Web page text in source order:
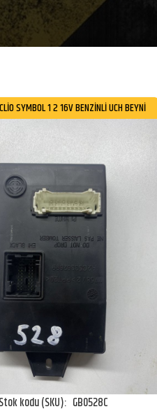
SYMBOL 1 2 16V BENZİNLİ UCH BEYNİ
Stok kodu (SKU): GB0528C